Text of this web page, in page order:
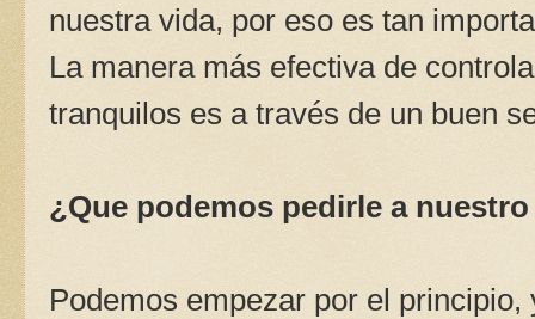
nuestra vida, por eso es tan
La manera más efectiva de
tranquilos es a través de un buen
¿Que podemos pedirle a
Podemos empezar por el principio,